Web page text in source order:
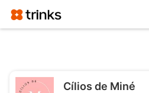
Cílios de Miné